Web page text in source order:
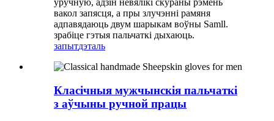
ўручную, адзін невялікі скураны рэмень
вакол запясця, а пры злучэнні рамяня
адпавядаюць двум шарыкам воўны Samll.
зрабіце гэтыя пальчаткі дыхаюць.
запытдэталь
Класічныя мужчынскія пальчаткі
з аўчыны ручной працы